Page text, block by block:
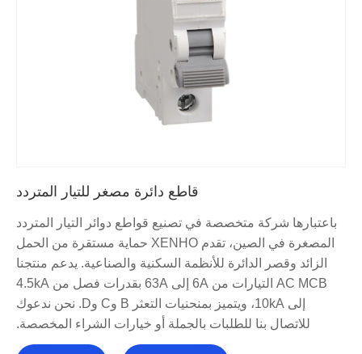
قاطع دائرة مصغر للتيار المتردد
باعتبارها شركة متخصصة في تصنيع قواطع دوائر التيار المتردد
المصغرة في الصين، تقدم XENHO حماية مستقرة من الحمل
الزائد وقصر الدائرة للأنظمة السكنية والصناعية. يدعم منتجنا
AC MCB التيارات من 6A إلى 63A بقدرات فصل من 4.5kA
إلى 10kA، ويتميز بمنحنيات التعثر B وC وD. نحن ندعوك
للاتصال بنا للطلبات بالجملة أو خيارات الشراء المخصصة.